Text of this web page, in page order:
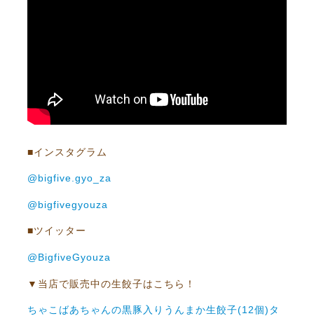
■インスタグラム
@bigfive.gyo_za
@bigfivegyouza
■ツイッター
@BigfiveGyouza
▼当店で販売中の生餃子はこちら！
ちゃこばあちゃんの黒豚入りうんまか生餃子(12個)タ